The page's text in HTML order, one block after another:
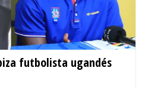
futbolista ugandés